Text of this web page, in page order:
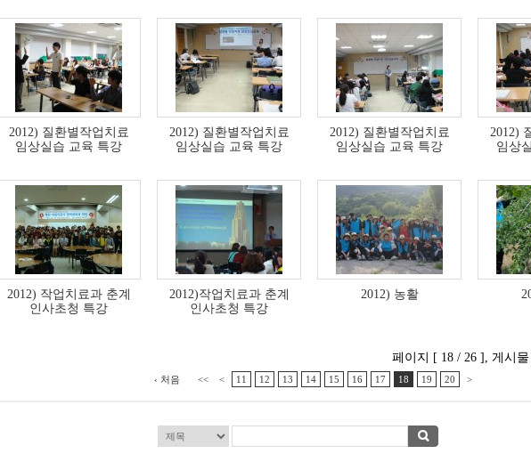
2012) 질환별작업치료
임상실습 교육 특강
2012) 질환별작업치료
임상실습 교육 특강
2012) 질환별작업치료
임상실습 교육 특강
2012)
임상
2012) 작업치료과 춘계
인사초청 특강
2012)작업치료과 춘계
인사초청 특강
2012) 농활
페이지 [ 18 / 26 ], 게시
‹ 처음 << < 11 12 13 14 15 16 17 18 19 20 >